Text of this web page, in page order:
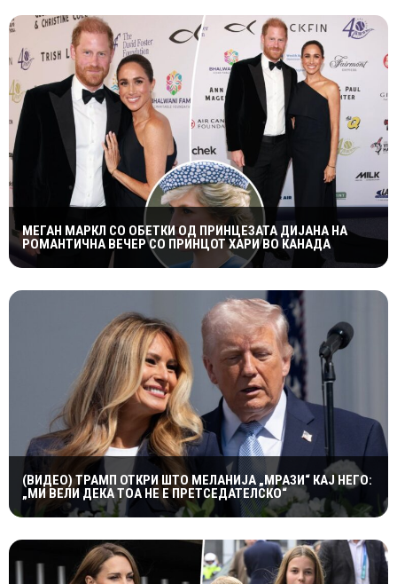
МЕГАН МАРКЛ СО ОБЕТКИ ОД ПРИНЦЕЗАТА ДИЈАНА НА
РОМАНТИЧНА ВЕЧЕР СО ПРИНЦОТ ХАРИ ВО КАНАДА
(ВИДЕО) ТРАМП ОТКРИ ШТО МЕЛАНИЈА „МРАЗИ“ КАЈ НЕГО:
„МИ ВЕЛИ ДЕКА ТОА НЕ Е ПРЕТСЕДАТЕЛСКО“